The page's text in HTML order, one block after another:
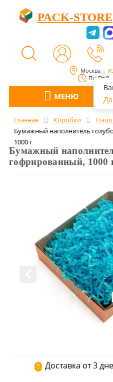
Москва
Да
Пн-Пт
PACK-STORE
МЕНЮ
Главная Коробки
Бумажный наполнитель
1000 г
Бумажный
гофрированный, 1000
Доставка от 3